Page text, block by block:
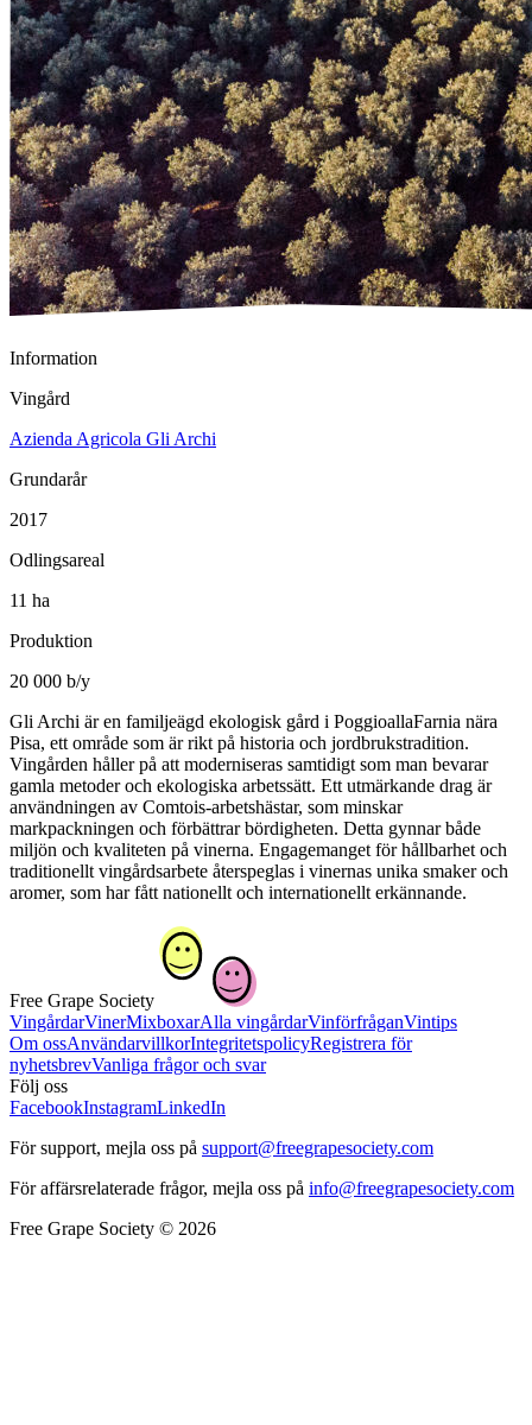
Information
Vingård
Azienda Agricola Gli Archi
Grundarår
2017
Odlingsareal
11 ha
Produktion
20 000 b/y
Gli Archi är en familjeägd ekologisk gård i PoggioallaFarnia nära
Pisa, ett område som är rikt på historia och jordbrukstradition.
Vingården håller på att moderniseras samtidigt som man bevarar
gamla metoder och ekologiska arbetssätt. Ett utmärkande drag är
användningen av Comtois-arbetshästar, som minskar
markpackningen och förbättrar bördigheten. Detta gynnar både
miljön och kvaliteten på vinerna. Engagemanget för hållbarhet och
traditionellt vingårdsarbete återspeglas i vinernas unika smaker och
aromer, som har fått nationellt och internationellt erkännande.
Free Grape Society
VingårdarVinerMixboxarAlla vingårdarVinförfråganVintips
Om ossAnvändarvillkorIntegritetspolicyRegistrera för
nyhetsbrevVanliga frågor och svar
Följ oss
FacebookInstagramLinkedIn
För support, mejla oss på support@freegrapesociety.com
För affärsrelaterade frågor, mejla oss på info@freegrapesociety.com
Free Grape Society © 2026